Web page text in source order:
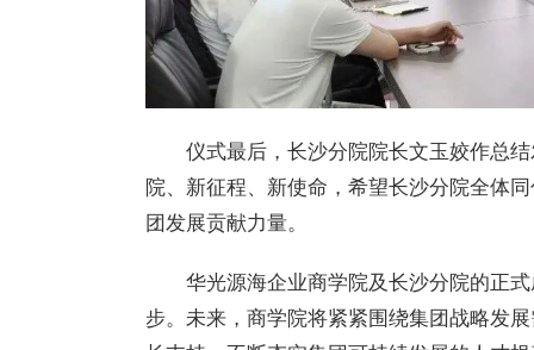
仪式最后，长沙分院院长文玉姣作总
院、新征程、新使命，希望长沙分院全体
团发展贡献力量。
华光源海企业商学院及长沙分院的正
步。未来，商学院将紧紧围绕集团战略发